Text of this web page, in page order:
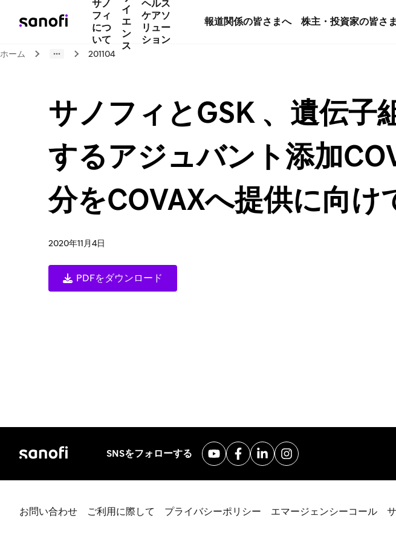
サノ
フィ
につ
いて
イ
エ
ン
ス
ヘルス
ケアソ
リュー
ション
報道関係の皆さまへ 株主・投資家の皆さ
ホーム 201104
サノフィとGSK 、遺伝子
するアジュバント添加
分をCOVAXへ提供に向け
2020年11月4日
PDFをダウンロード
SNSをフォローする
お問い合わせ ご利用に際して プライバシーポリシー エマージェンシーコール